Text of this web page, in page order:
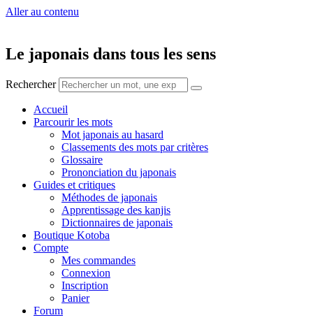
Aller au contenu
Le japonais dans tous les sens
Rechercher
Accueil
Parcourir les mots
Mot japonais au hasard
Classements des mots par critères
Glossaire
Prononciation du japonais
Guides et critiques
Méthodes de japonais
Apprentissage des kanjis
Dictionnaires de japonais
Boutique Kotoba
Compte
Mes commandes
Connexion
Inscription
Panier
Forum